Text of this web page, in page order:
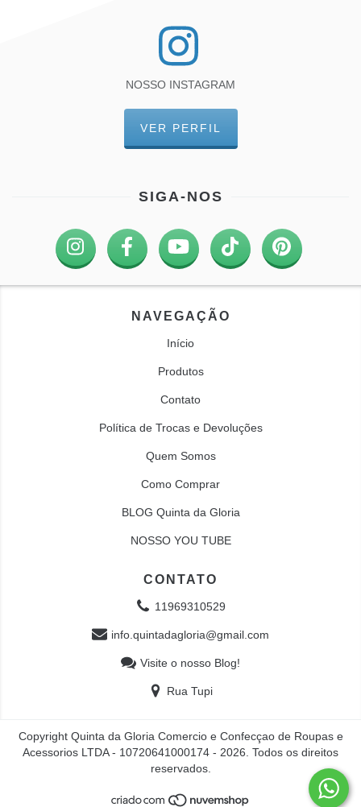
NOSSO INSTAGRAM
VER PERFIL
SIGA-NOS
NAVEGAÇÃO
Início
Produtos
Contato
Política de Trocas e Devoluções
Quem Somos
Como Comprar
BLOG Quinta da Gloria
NOSSO YOU TUBE
CONTATO
11969310529
info.quintadagloria@gmail.com
Visite o nosso Blog!
Rua Tupi
Copyright Quinta da Gloria Comercio e Confecçao de Roupas e
Acessorios LTDA - 10720641000174 - 2026. Todos os direitos
reservados.